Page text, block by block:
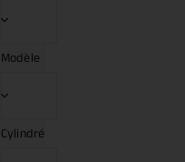
Modèle
Cylindré